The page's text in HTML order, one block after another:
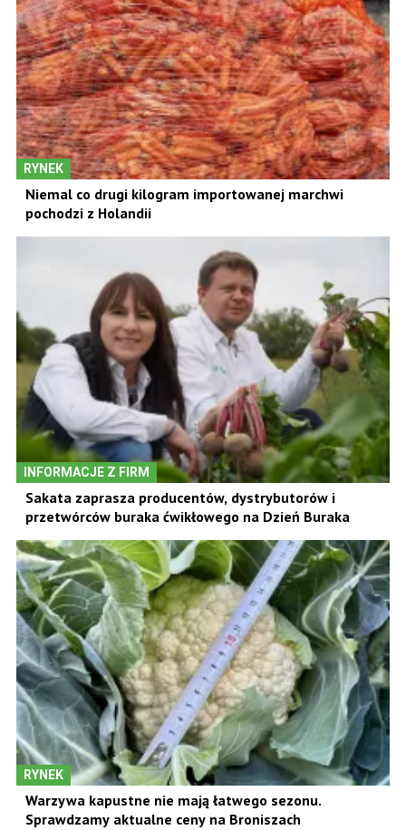
RYNEK
Niemal co drugi kilogram importowanej marchwi
pochodzi z Holandii
INFORMACJE Z FIRM
Sakata zaprasza producentów, dystrybutorów i
przetwórców buraka ćwikłowego na Dzień Buraka
RYNEK
Warzywa kapustne nie mają łatwego sezonu.
Sprawdzamy aktualne ceny na Broniszach